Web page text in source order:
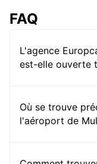
FAQ
L'agence
est-elle ouverte
Où se trouve
l'aéroport de